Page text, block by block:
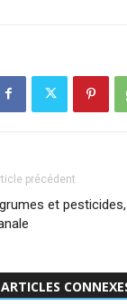
précédent
et
ARTICLES